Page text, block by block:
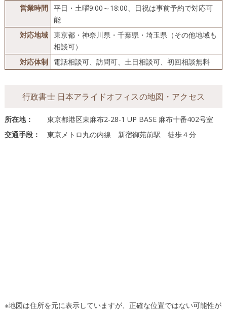
営業時間 平日・土曜9:00～18:00、日祝は事前予約で対応可
能
対応地域 東京都・神奈川県・千葉県・埼玉県（その他地域も
相談可）
対応体制
電話相談可、訪問可、土日相談可、初回相談無料
行政書士 日本アライドオフィスの地図・アクセス
所在地：
東京都港区東麻布2-28-1 UP BASE 麻布十番402号室
交通手段：
東京メトロ丸の内線 新宿御苑前駅 徒歩４分
※地図は住所を元に表示していますが、正確な位置ではない可能性が